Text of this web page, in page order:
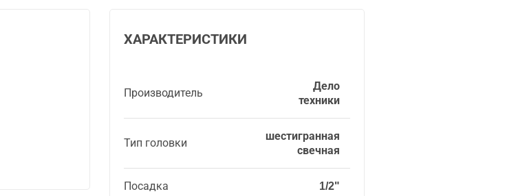
ХАРАКТЕРИСТИКИ
Производитель
Дело
техники
Тип головки
шестигранная
свечная
Посадка 1/2"